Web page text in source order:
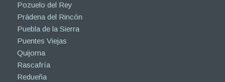
Pozuelo del Rey
Prádena del Rincón
Puebla de la Sierra
Puentes Viejas
Quijorna
Rascafría
Redueña